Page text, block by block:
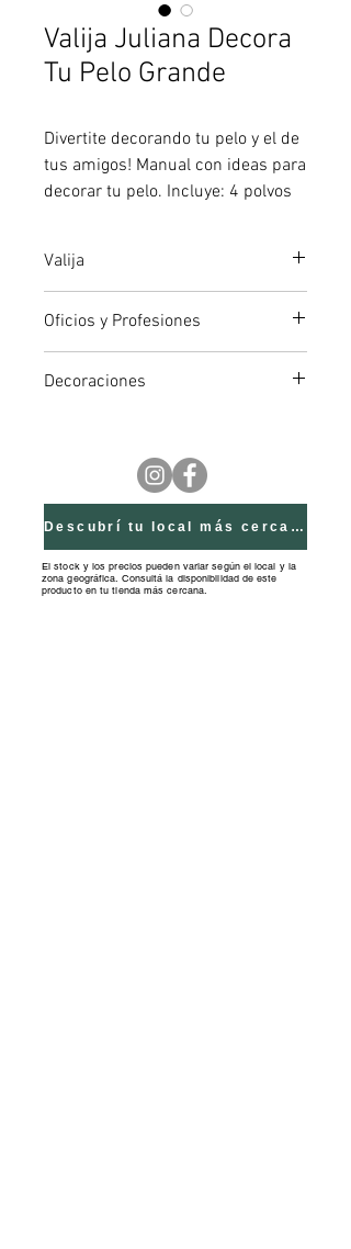
Valija Juliana Decora
Tu Pelo Grande
Divertite decorando tu pelo y el de
tus amigos! Manual con ideas para
decorar tu pelo. Incluye: 4 polvos
Cintas para decoración. Colita de
pelo. Ruleros. Mechas de colores.
Hebillas,clips. Brillo en gel
Valija
Oficios y Profesiones
Decoraciones
Descubrí tu local más cercano
El stock y los precios pueden variar según el local y la
zona geográfica. Consultá la disponibilidad de este
producto en tu tienda más cercana.